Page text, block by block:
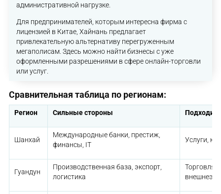
административной нагрузке.
Для предпринимателей, которым интересна фирма с
лицензией в Китае, Хайнань предлагает
привлекательную альтернативу перегруженным
мегаполисам. Здесь можно найти бизнесы с уже
оформленными разрешениями в сфере онлайн-торговли
или услуг.
Сравнительная таблица по регионам:
Регион Сильные стороны Подходит
Шанхай
Международные банки, престиж,
финансы, IT
Услуги,
Гуандун
Производственная база, экспорт,
логистика
Торговля,